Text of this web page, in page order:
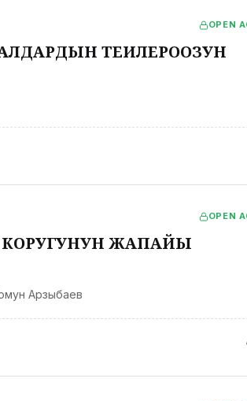
OPEN
ТЕИЛЕРООЗУН
OPEN
ЖАПАЙЫ
Арзыбаев